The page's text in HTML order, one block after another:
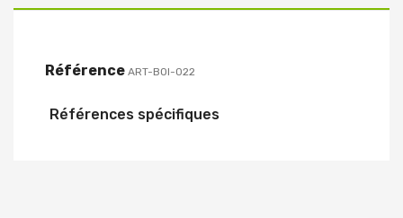
Référence ART-BOI-022
Références spécifiques